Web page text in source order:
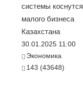
системы коснутся
малого бизнеса
Казахстана
30.01.2025 11:00
Экономика
143 (43648)